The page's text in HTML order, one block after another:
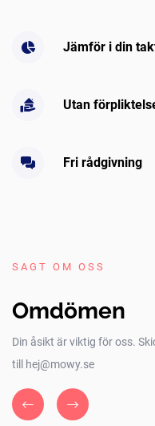
Jämför i din
Utan
Fri rådgivning
SAGT OM OSS
Omdömen
Din åsikt är viktig för oss.
till hej@mowy.se